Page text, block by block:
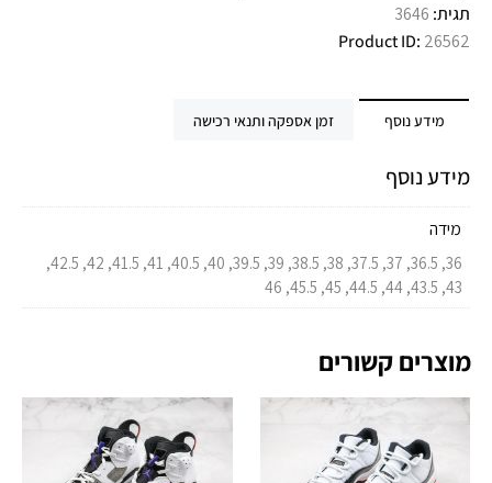
תגית: 3646
Product ID: 26562
מידע נוסף זמן אספקה ותנאי רכישה
מידע נוסף
מידה
36, 36.5, 37, 37.5, 38, 38.5, 39, 39.5, 40, 40.5, 41, 41.5, 42, 42.5,
43, 43.5, 44, 44.5, 45, 45.5, 46
מוצרים קשורים